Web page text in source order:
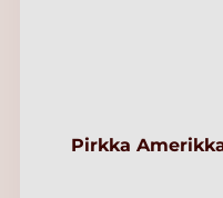
Pirkka